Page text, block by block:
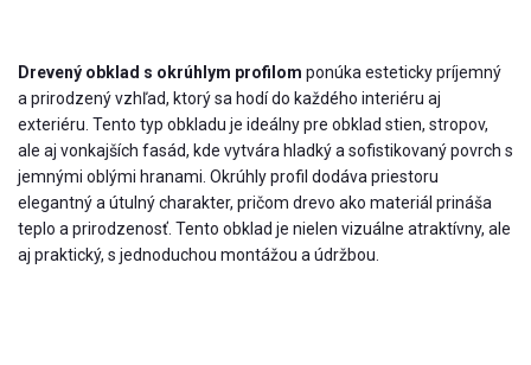
Drevený obklad s okrúhlym profilom ponúka esteticky príjemný
a prirodzený vzhľad, ktorý sa hodí do každého interiéru aj
exteriéru. Tento typ obkladu je ideálny pre obklad stien, stropov,
ale aj vonkajších fasád, kde vytvára hladký a sofistikovaný povrch s
jemnými oblými hranami. Okrúhly profil dodáva priestoru
elegantný a útulný charakter, pričom drevo ako materiál prináša
teplo a prirodzenosť. Tento obklad je nielen vizuálne atraktívny, ale
aj praktický, s jednoduchou montážou a údržbou.